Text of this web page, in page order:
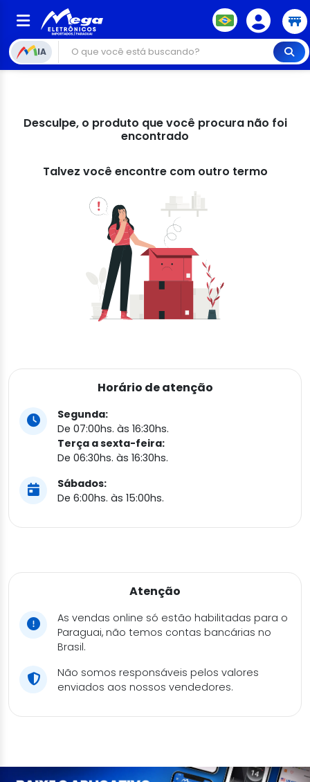
IA
Desculpe, o produto que você procura não foi
encontrado
Talvez você encontre com outro termo
Horário de atenção
Segunda:
De 07:00hs. às 16:30hs.
Terça a sexta-feira:
De 06:30hs. às 16:30hs.
Sábados:
De 6:00hs. às 15:00hs.
Atenção
As vendas online só estão habilitadas para o
Paraguai, não temos contas bancárias no
Brasil.
Não somos responsáveis pelos valores
enviados aos nossos vendedores.